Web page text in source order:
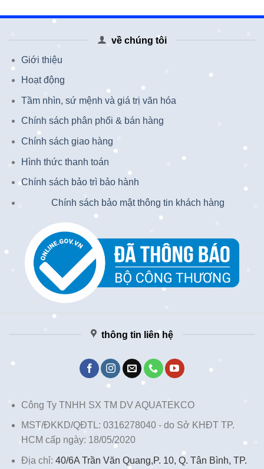
về chúng tôi
Giới thiệu
Hoạt động
Tầm nhìn, sứ mệnh và giá trị văn hóa
Chính sách phân phối & bán hàng
Chính sách giao hàng
Hình thức thanh toán
Chính sách bảo trì bảo hành
Chính sách bảo mật thông tin khách hàng
thông tin liên hệ
Công Ty TNHH SX TM DV AQUATEKCO
MST/ĐKKD/QĐTL: 0316278040 - do Sở KHĐT TP.
HCM cấp ngày: 18/05/2020
Địa chỉ: 40/6A Trần Văn Quang,P. 10, Q. Tân Bình, TP.